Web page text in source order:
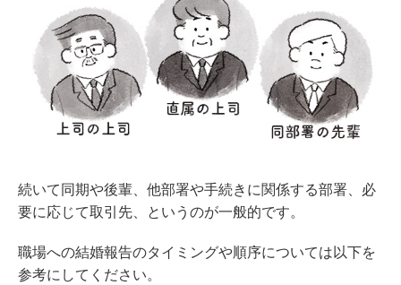
続いて同期や後輩、他部署や手続きに関係する部署、必
要に応じて取引先、というのが一般的です。
職場への結婚報告のタイミングや順序については以下を
参考にしてください。